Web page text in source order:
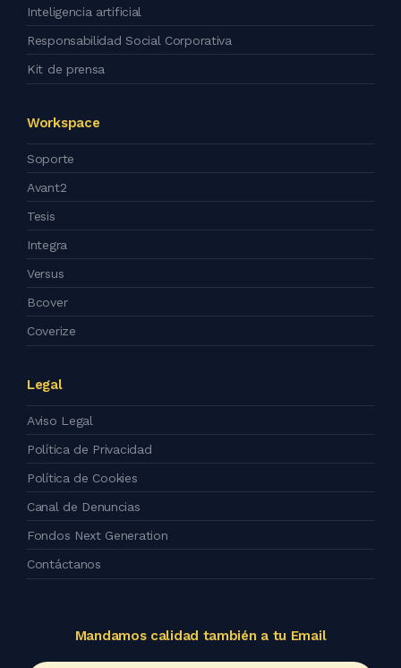
Inteligencia artificial
Responsabilidad Social Corporativa
Kit de prensa
Workspace
Soporte
Avant2
Tesis
Integra
Versus
Bcover
Coverize
Legal
Aviso Legal
Política de Privacidad
Política de Cookies
Canal de Denuncias
Fondos Next Generation
Contáctanos
Mandamos calidad también a tu Email